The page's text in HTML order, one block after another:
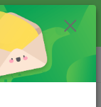
zatvorené.
po 12.08.2026.
za0,00 EUR